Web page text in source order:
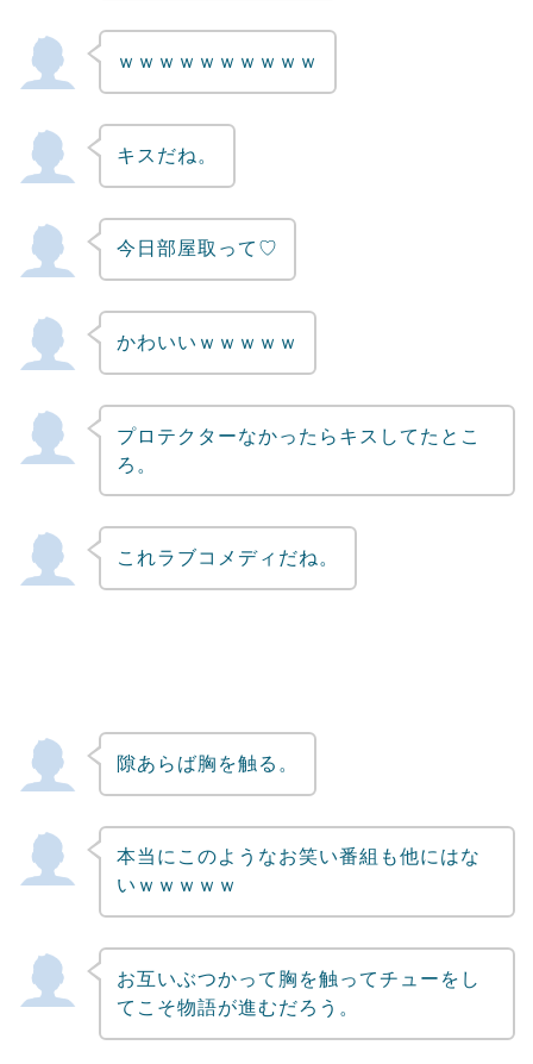
ｗｗｗｗｗｗｗｗｗｗ
キスだね。
今日部屋取って♡
かわいいｗｗｗｗｗ
プロテクターなかったらキスしてたとこ
ろ。
これラブコメディだね。
隙あらば胸を触る。
本当にこのようなお笑い番組も他にはな
いｗｗｗｗｗ
お互いぶつかって胸を触ってチューをし
てこそ物語が進むだろう。